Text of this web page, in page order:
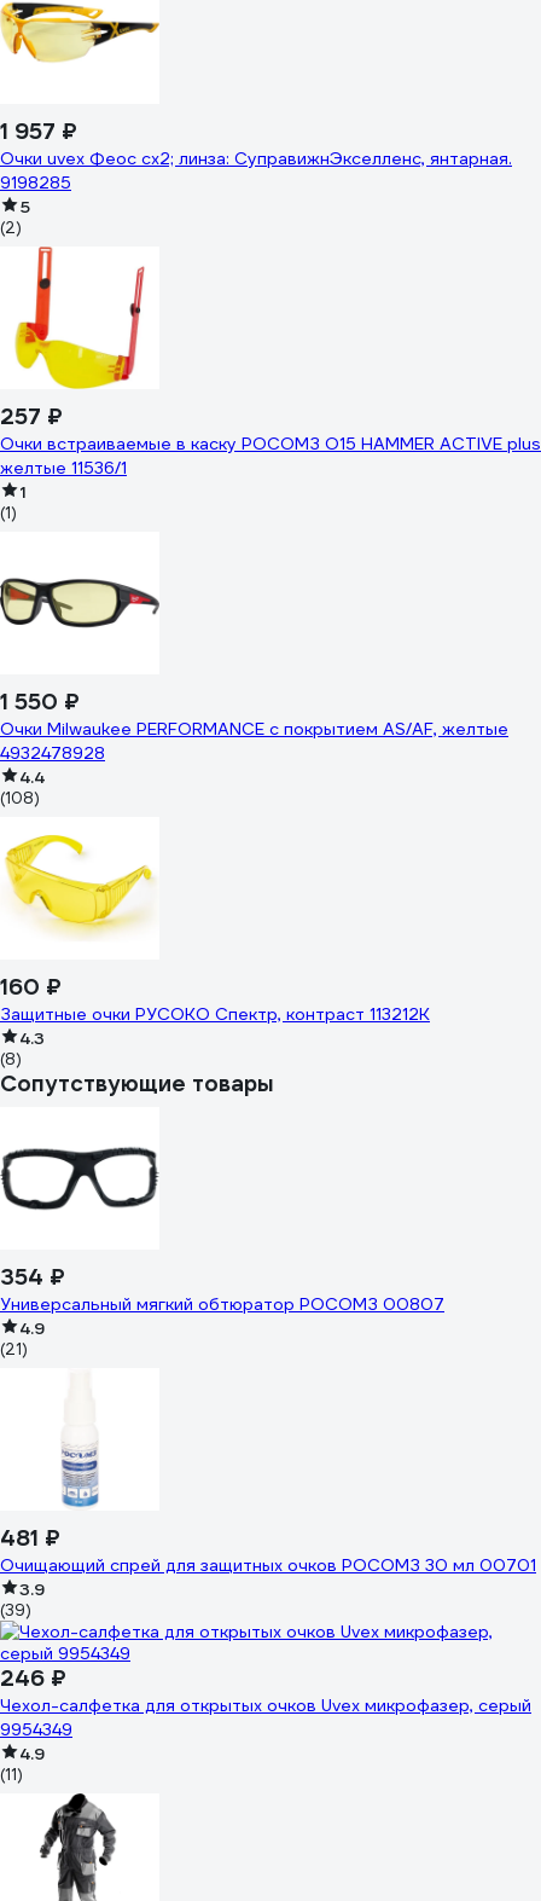
1 957 ₽
Очки uvex Феос cx2; линза: СуправижнЭкселленс, янтарная.
9198285
5
(2)
257 ₽
Очки встраиваемые в каску РОСОМЗ О15 HAMMER ACTIVE plus
желтые 11536/1
1
(1)
1 550 ₽
Очки Milwaukee PERFORMANCE с покрытием AS/AF, желтые
4932478928
4.4
(108)
160 ₽
Защитные очки РУСОКО Спектр, контраст 113212К
4.3
(8)
Сопутствующие товары
354 ₽
Универсальный мягкий обтюратор РОСОМЗ 00807
4.9
(21)
481 ₽
Очищающий спрей для защитных очков РОСОМЗ 30 мл 00701
3.9
(39)
246 ₽
Чехол-салфетка для открытых очков Uvex микрофазер, серый
9954349
4.9
(11)